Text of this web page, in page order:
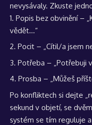
nevysávaly. Zkuste
Popis bez obvinění –
vědět…“
Pocit – „Cítil/a jsem
Potřeba – „Potřebuji
Prosba – „Můžeš
Po konfliktech si dejte
sekund v objetí, se
systém se tím reguluje